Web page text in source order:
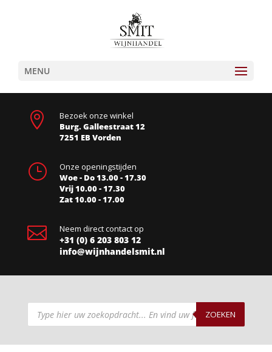
MENU

Bezoek onze winkel
Burg. Galleestraat 12
7251 EB Vorden
}
Onze openingstijden
Woe - Do 13.00 - 17.30
Vrij 10.00 - 17.30
Zat 10.00 - 17.00
 Neem direct contact op
+31 (0) 6 203 803 12
info@wijnhandelsmit.nl
Producten
zoeken ZOEKEN